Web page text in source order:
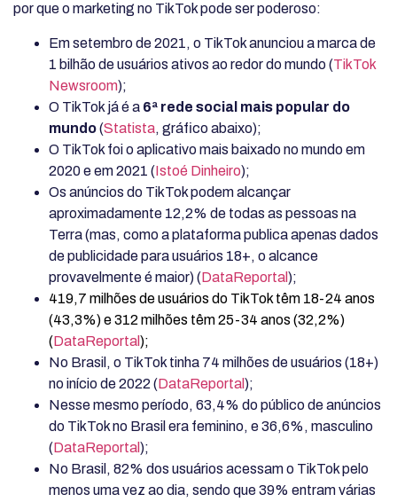
por que o marketing no TikTok pode ser poderoso:
Em setembro de 2021, o TikTok anunciou a marca de
1 bilhão de usuários ativos ao redor do mundo (TikTok
Newsroom);
O TikTok já é a 6ª rede social mais popular do
mundo(Statista, gráfico abaixo);
O TikTok foi o aplicativo mais baixado no mundo em
2020 e em 2021 (Istoé Dinheiro);
Os anúncios do TikTok podem alcançar
aproximadamente 12,2% de todas as pessoas na
Terra (mas, como a plataforma publica apenas dados
de publicidade para usuários 18+, o alcance
provavelmente é maior) (DataReportal);
419,7 milhões de usuários do TikTok têm 18-24 anos
(43,3%) e 312 milhões têm 25-34 anos (32,2%)
(DataReportal);
No Brasil, o TikTok tinha 74 milhões de usuários (18+)
no início de 2022 (DataReportal);
Nesse mesmo período, 63,4% do público de anúncios
do TikTok no Brasil era feminino, e 36,6%, masculino
(DataReportal);
No Brasil, 82% dos usuários acessam o TikTok pelo
menos uma vez ao dia, sendo que 39% entram várias